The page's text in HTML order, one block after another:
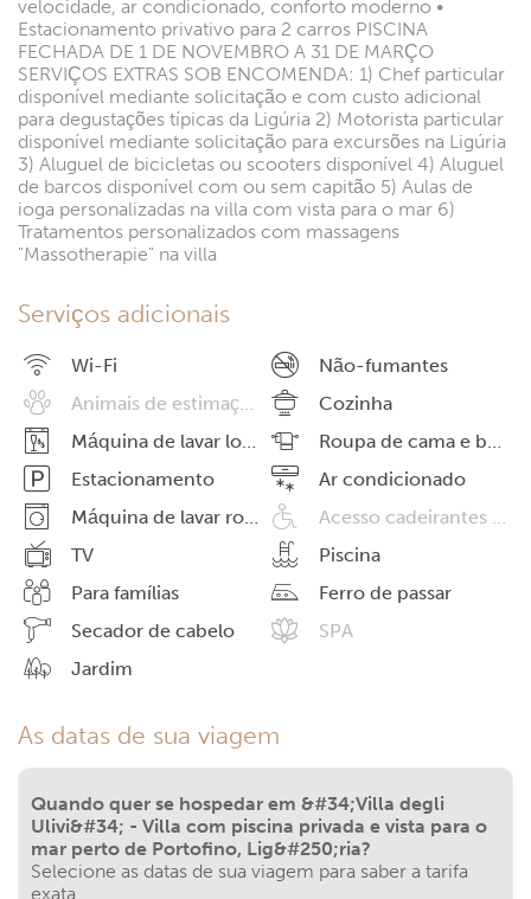
velocidade, ar condicionado, conforto moderno •
Estacionamento privativo para 2 carros PISCINA
FECHADA DE 1 DE NOVEMBRO A 31 DE MARÇO
SERVIÇOS EXTRAS SOB ENCOMENDA: 1) Chef particular
disponível mediante solicitação e com custo adicional
para degustações típicas da Ligúria 2) Motorista particular
disponível mediante solicitação para excursões na Ligúria
3) Aluguel de bicicletas ou scooters disponível 4) Aluguel
de barcos disponível com ou sem capitão 5) Aulas de
ioga personalizadas na villa com vista para o mar 6)
Tratamentos personalizados com massagens
"Massotherapie" na villa
Serviços adicionais
Wi-Fi
Não-fumantes
Animais de estimação permitidos
Cozinha
Máquina de lavar louças
Roupa de cama e banho
Estacionamento
Ar condicionado
Máquina de lavar roupas
Acesso cadeirantes ou deficientes
TV
Piscina
Para famílias
Ferro de passar
Secador de cabelo
SPA
Jardim
As datas de sua viagem
Quando quer se hospedar em &#34;Villa degli
Ulivi&#34; - Villa com piscina privada e vista para o
mar perto de Portofino, Lig&#250;ria?
Selecione as datas de sua viagem para saber a tarifa
exata